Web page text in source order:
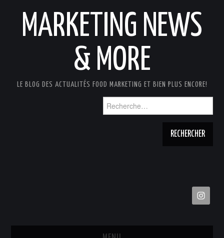
MARKETING NEWS
& MORE
LE BLOG DES ACTUALITÉS FOOD MARKETING ET BIEN PLUS ENCORE!